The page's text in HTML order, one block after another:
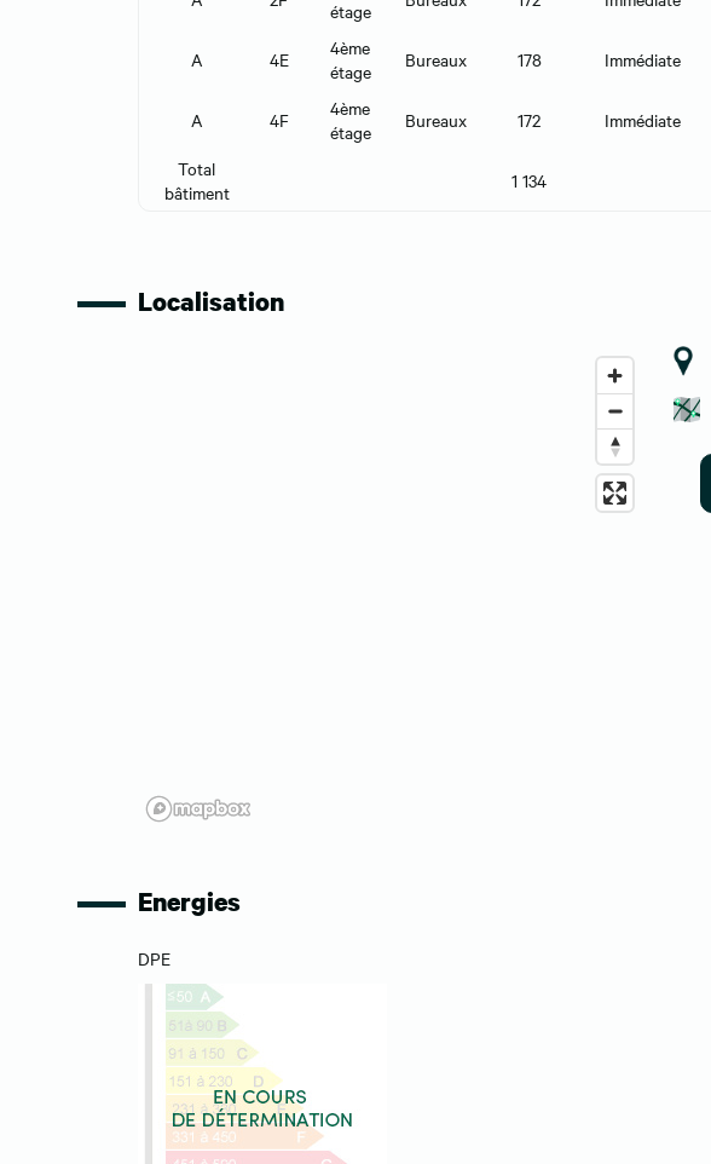
étage
A 4E
4ème
étage
Bureaux 178 Immédiate
A 4F
4ème
étage
Bureaux 172 Immédiate
Total
bâtiment
1 134
Localisation
Energies
DPE